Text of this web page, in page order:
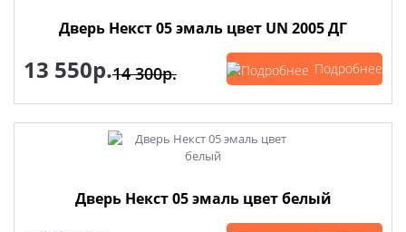
Дверь Некст 05 эмаль цвет UN 2005 ДГ
13 550р.14 300р. Подробнее
Дверь Некст 05 эмаль цвет белый